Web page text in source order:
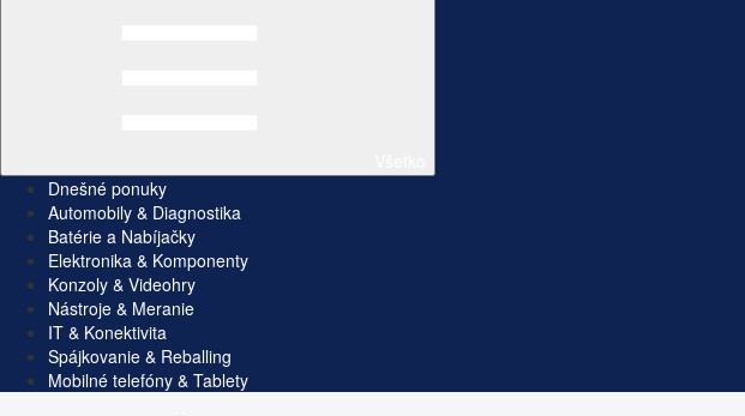
Dnešné ponuky
Automobily & Diagnostika
Batérie a Nabíjačky
Elektronika & Komponenty
Konzoly & Videohry
Nástroje & Meranie
IT & Konektivita
Spájkovanie & Reballing
Mobilné telefóny & Tablety